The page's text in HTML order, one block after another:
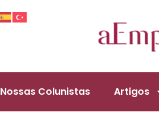
Nossas Colunistas Artigos